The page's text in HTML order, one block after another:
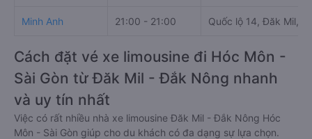
Minh Anh 21:00 - 21:00 Quốc lộ 14, Đăk Mil,
Cách đặt vé xe limousine đi Hóc Môn -
Sài Gòn từ Đăk Mil - Đắk Nông nhanh
và uy tín nhất
Việc có rất nhiều nhà xe limousine Đăk Mil - Đắk Nông Hóc
Môn - Sài Gòn giúp cho du khách có đa dạng sự lựa chọn.